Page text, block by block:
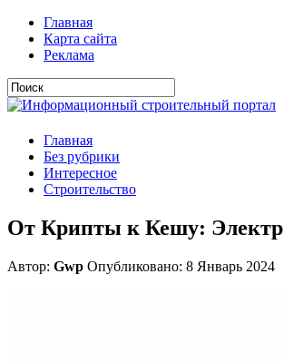
Главная
Карта сайта
Реклама
Главная
Без рубрики
Интересное
Строительство
От Крипты к Кешу:
Автор: Gwp Опубликовано: 8 Январь 2024